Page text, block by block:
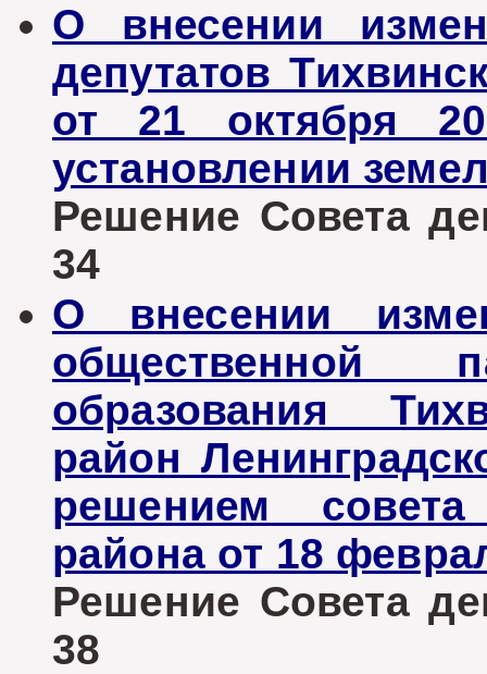
О внесении
депутатов
от 21 октября
установлении
Решение Совета
34
О внесении
общественной
образования
район
решением совета
района от 18
Решение Совета
38